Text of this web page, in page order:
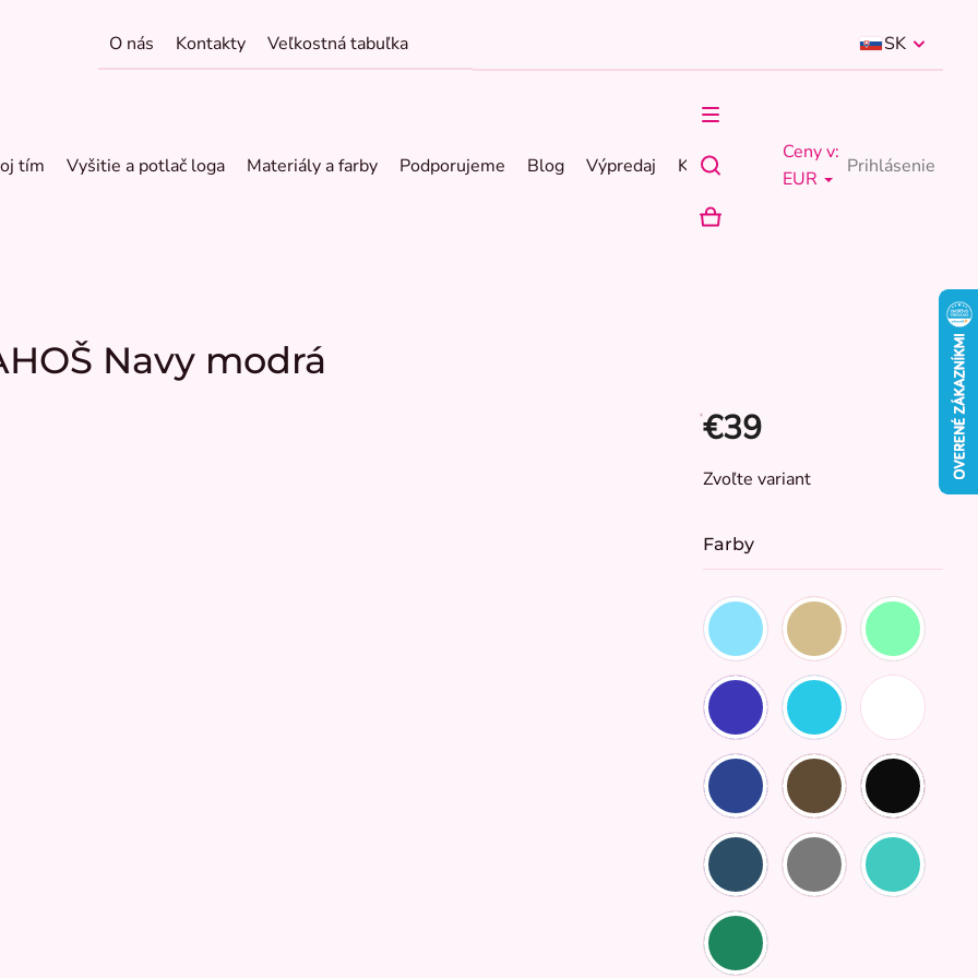
O nás Kontakty Veľkostná tabuľka SK
tím Vyšitie a potlač loga Materiály a farby Podporujeme Blog Výpredaj Kontakty
Ceny v:
EUR
Prihlásenie
NÁKUPNÝ
Navy modrá
€39
Jednotková
Zvoľte variant
Farby